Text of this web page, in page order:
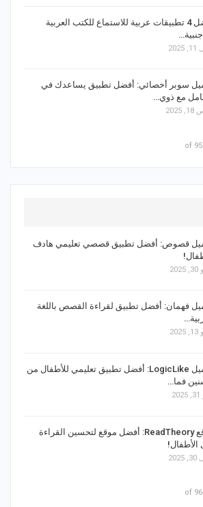
أفضل 4 تطبيقات عربية للاستماع للكتب العربية
سوبر أخصائي: أفضل تطبيق يساعدك في
مع ذوي…
قصوص: أفضل تطبيق قصصي تعليمي هادف
فهمان: أفضل تطبيق لقراءة القصص باللغة
تحميل LogicLike: أفضل تطبيق تعليمي للأطفال من
موقع ReadTheory: أفضل موقع لتحسين القراءة
الأطفال!